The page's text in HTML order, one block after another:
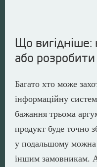
Що вигідніше:
або розробити
Багато хто може
інформаційну
бажання трьома
продукт буде точно
у подальшому можна
іншим замовникам.